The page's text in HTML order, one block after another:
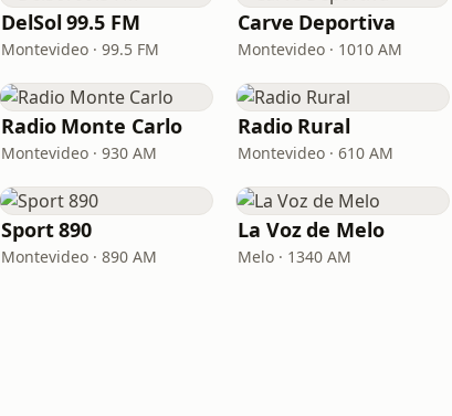
DelSol 99.5 FM
Montevideo · 99.5 FM
Carve Deportiva
Montevideo · 1010 AM
Radio Monte Carlo
Montevideo · 930 AM
Radio Rural
Montevideo · 610 AM
Sport 890
Montevideo · 890 AM
La Voz de Melo
Melo · 1340 AM